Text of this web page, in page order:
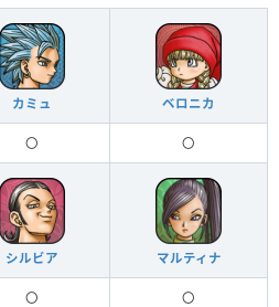
カミュ ベロニカ
〇 〇
シルビア マルティナ
〇 〇